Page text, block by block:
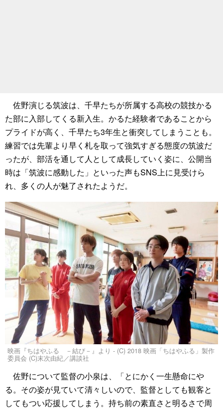
佐野演じる筑波は、千早たちが所属する高校の競技かる
た部に入部してくる新入生。かるた経験者であることから
プライドが高く、千早たち3年生と衝突してしまうことも。
練習では先輩より早く札を取って強気すぎる態度の筑波だ
ったが、部活を通して人として成長していく姿に、公開当
時は「筑波に感動した」といった声もSNS上に見受けら
れ、多くの人が魅了されたようだ。
映画『ちはやふる －結び－』より - (C) 2018 映画「ちはやふる」製作
委員会 (C)末次由紀／講談社
佐野について監督の小泉は、「とにかく一生懸命にや
る。その姿が見ていて清々しいので、監督としても観客と
してもつい応援してしまう。持ち前の素直さと明るさで周